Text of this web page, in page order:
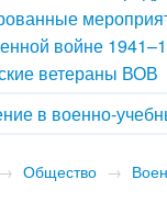
войне
ветераны ВОВ
в военно-
→ Общество →